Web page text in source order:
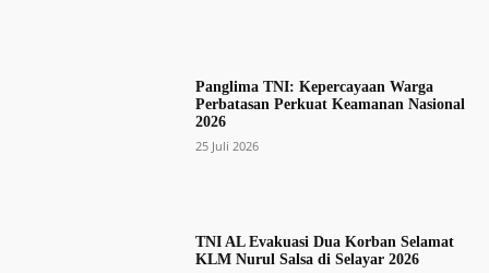
Panglima TNI: Kepercayaan Warga
Perbatasan Perkuat Keamanan Nasional
2026
25 Juli 2026
TNI AL Evakuasi Dua Korban Selamat
KLM Nurul Salsa di Selayar 2026